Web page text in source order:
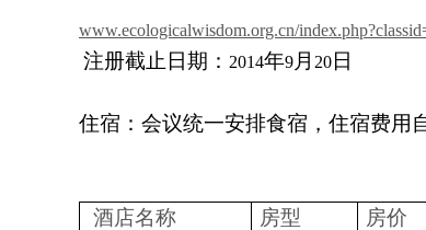
www.ecologicalwisdom.org.cn/
注册截止日期： 2014年9 月 20 日
住宿：会议统一安排食宿，住宿费用
酒店名称 房型 房价